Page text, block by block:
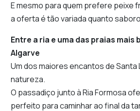
E mesmo para quem prefere peixe
a oferta é tão variada quanto
Entre a ria e uma das praias mais
Algarve
Um dos maiores encantos de Santa
natureza.
O passadiço junto à Ria Formosa
perfeito para caminhar ao final da